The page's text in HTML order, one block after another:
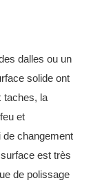
dalles ou un
solide ont
taches, la
et
de changement
est très
de polissage